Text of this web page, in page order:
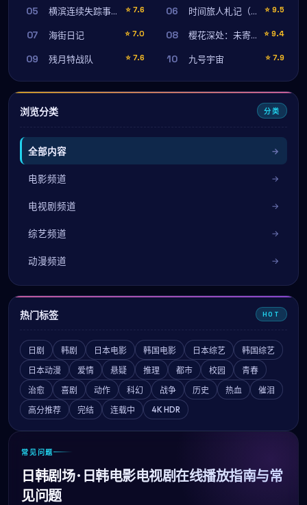
05 横滨连续失踪事件 ⭐ 7.6 06 时间旅人札记（首映纪念版） ⭐ 9.5
07 海街日记 ⭐ 7.0 08 樱花深处：未寄出的信 ⭐ 9.4
09 残月特战队 ⭐ 7.6 10 九号宇宙 ⭐ 7.9
浏览分类 分类
全部内容
电影频道
电视剧频道
综艺频道
动漫频道
热门标签 HOT
日剧 韩剧 日本电影 韩国电影 日本综艺
韩国综艺
日本动漫
爱情 悬疑 推理 都市 校园
青春
治愈
喜剧 动作 科幻 战争 历史 热血
催泪
高分推荐
完结 连载中 4K HDR
常见问题
日韩剧场 · 日韩电影电视剧在线播放指南与常
见问题